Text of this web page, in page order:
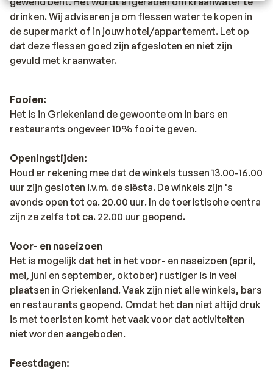
drinken. Wij adviseren je om flessen water te kopen in
de supermarkt of in jouw hotel/appartement. Let op
dat deze flessen goed zijn afgesloten en niet zijn
gevuld met kraanwater.
Fooien:
Het is in Griekenland de gewoonte om in bars en
restaurants ongeveer 10% fooi te geven.
Openingstijden:
Houd er rekening mee dat de winkels tussen 13.00-16.00
uur zijn gesloten i.v.m. de siësta. De winkels zijn 's
avonds open tot ca. 20.00 uur. In de toeristische centra
zijn ze zelfs tot ca. 22.00 uur geopend.
Voor- en naseizoen
Het is mogelijk dat het in het voor- en naseizoen (april,
mei, juni en september, oktober) rustiger is in veel
plaatsen in Griekenland. Vaak zijn niet alle winkels, bars
en restaurants geopend. Omdat het dan niet altijd druk
is met toeristen komt het vaak voor dat activiteiten
niet worden aangeboden.
Feestdagen: